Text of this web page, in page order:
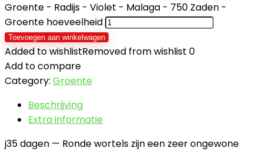
Groente - Radijs - Violet - Malaga - 750 Zaden -
Groente hoeveelheid
Toevoegen aan winkelwagen
Added to wishlistRemoved from wishlist 0
Add to compare
Category: Groente
Beschrijving
Extra informatie
j35 dagen — Ronde wortels zijn een zeer ongewone